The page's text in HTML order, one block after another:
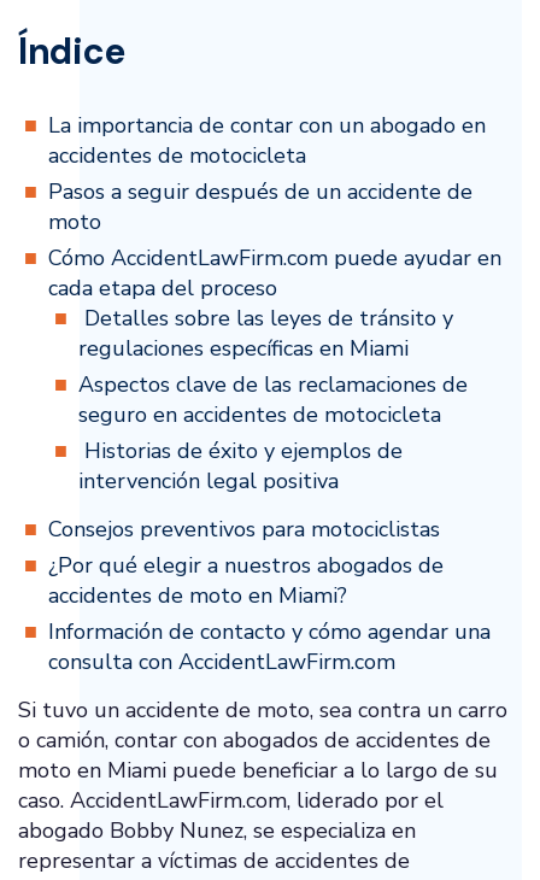
Índice
La importancia de contar con un abogado en
accidentes de motocicleta
Pasos a seguir después de un accidente de
moto
Cómo AccidentLawFirm.com puede ayudar en
cada etapa del proceso
Detalles sobre las leyes de tránsito y
regulaciones específicas en Miami
Aspectos clave de las reclamaciones de
seguro en accidentes de motocicleta
Historias de éxito y ejemplos de
intervención legal positiva
Consejos preventivos para motociclistas
¿Por qué elegir a nuestros abogados de
accidentes de moto en Miami?
Información de contacto y cómo agendar una
consulta con AccidentLawFirm.com
Si tuvo un accidente de moto, sea contra un carro
o camión, contar con abogados de accidentes de
moto en Miami puede beneficiar a lo largo de su
caso. AccidentLawFirm.com, liderado por el
abogado Bobby Nunez, se especializa en
representar a víctimas de accidentes de